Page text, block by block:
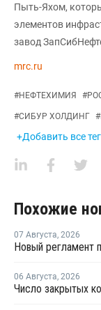
Пыть-Яхом,
элементов
завод
mrc.ru
#НЕФТЕХИМИЯ #
#СИБУР ХОЛДИНГ #
+Добавить все
Похожие
07 Августа, 2026
06 Августа, 2026